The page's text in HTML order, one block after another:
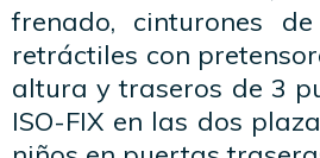
frenado, cinturones
retráctiles con
altura y traseros de 3
ISO-FIX en las dos